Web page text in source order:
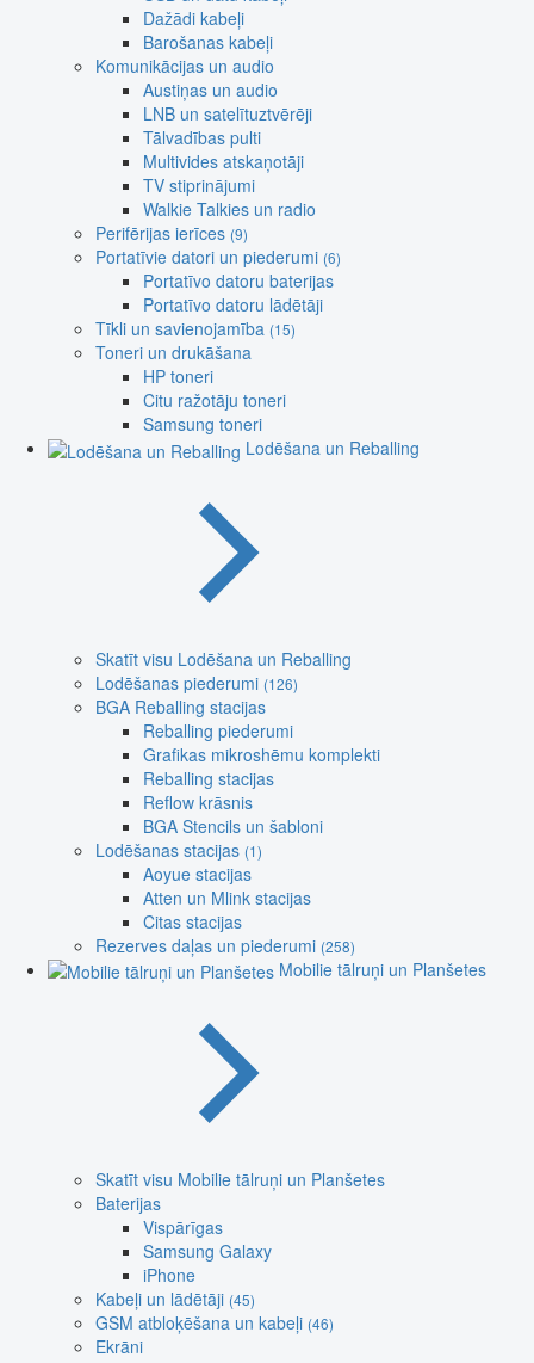
Dažādi kabeļi
Barošanas kabeļi
Komunikācijas un audio
Austiņas un audio
LNB un satelītuztvērēji
Tālvadības pulti
Multivides atskaņotāji
TV stiprinājumi
Walkie Talkies un radio
Perifērijas ierīces (9)
Portatīvie datori un piederumi (6)
Portatīvo datoru baterijas
Portatīvo datoru lādētāji
Tīkli un savienojamība (15)
Toneri un drukāšana
HP toneri
Citu ražotāju toneri
Samsung toneri
Lodēšana un Reballing
Skatīt visu Lodēšana un Reballing
Lodēšanas piederumi (126)
BGA Reballing stacijas
Reballing piederumi
Grafikas mikroshēmu komplekti
Reballing stacijas
Reflow krāsnis
BGA Stencils un šabloni
Lodēšanas stacijas (1)
Aoyue stacijas
Atten un Mlink stacijas
Citas stacijas
Rezerves daļas un piederumi (258)
Mobilie tālruņi un Planšetes
Skatīt visu Mobilie tālruņi un Planšetes
Baterijas
Vispārīgas
Samsung Galaxy
iPhone
Kabeļi un lādētāji (45)
GSM atbloķēšana un kabeļi (46)
Ekrāni